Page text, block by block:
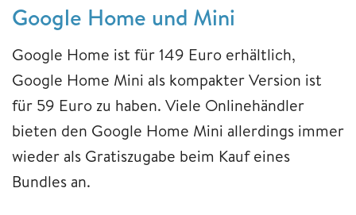
Google Home und Mini
Google Home ist für 149 Euro erhältlich,
Google Home Mini als kompakter Version ist
für 59 Euro zu haben. Viele Onlinehändler
bieten den Google Home Mini allerdings immer
wieder als Gratiszugabe beim Kauf eines
Bundles an.